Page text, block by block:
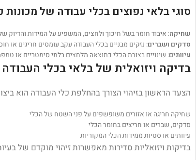
סוגי בלאי נפוצים בכלי עבודה של מכונות
שחיקה: איבוד חומר בשל חיכוך ולחצים, המשפיע על המידות והדיוק
סדקים ושברים: נזקים מבניים בכלי העבודה עקב עומסים חריגים או
עיוותים: שינויים בצורת הכלי כתוצאה מלחצים בלתי סימטריים או
בדיקה ויזואלית של בלאי בכלי העבודה
הצעד הראשון בזיהוי הצורך בהחלפת כלי העבודה הוא
שחיקה חריגה או אזורים משופשפים על פני השטח של הכלי
סדקים, שברים או חריצים בחומר הכלי
עיוותים או סטיות ממידות הכלי המקוריות
בדיקות ויזואליות סדירות מאפשרות זיהוי מוקדם של